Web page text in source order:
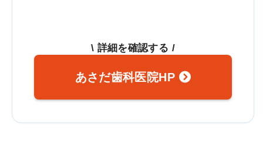
\ 詳細を確認する /
あさだ歯科医院HP